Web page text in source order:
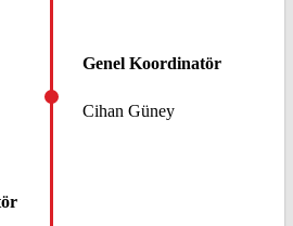
Genel Koordinatör
Cihan Güney